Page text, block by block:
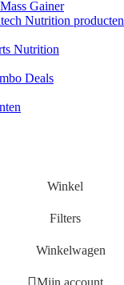
Gainer
Nutrition producten
Nutrition
Deals
Winkel
Filters
Winkelwagen
Mijn account